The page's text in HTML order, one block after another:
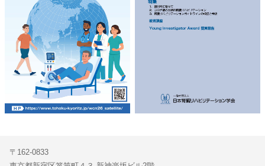
〒162-0833